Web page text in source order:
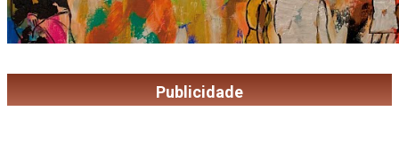
Publicidade